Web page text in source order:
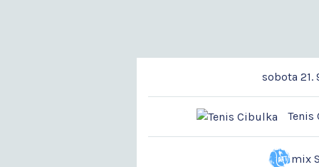
sobota 21.
Tenis
mix